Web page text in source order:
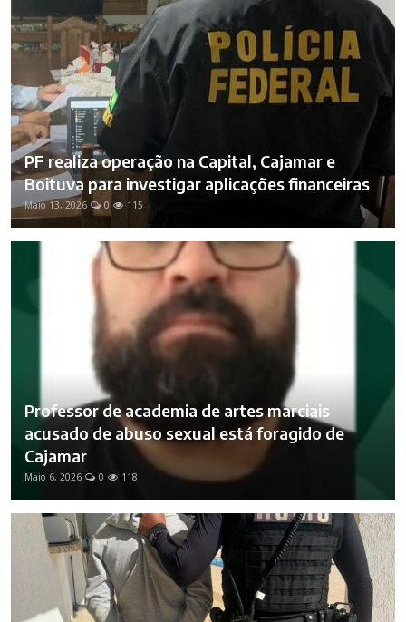
PF realiza operação na Capital, Cajamar e
Boituva para investigar aplicações financeiras
Maio 13, 2026 0 115
Professor de academia de artes marciais
acusado de abuso sexual está foragido de
Cajamar
Maio 6, 2026 0 118